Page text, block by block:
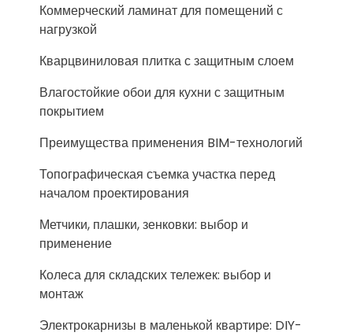
Коммерческий ламинат для помещений с
нагрузкой
Кварцвиниловая плитка с защитным слоем
Влагостойкие обои для кухни с защитным
покрытием
Преимущества применения BIM-технологий
Топографическая съемка участка перед
началом проектирования
Метчики, плашки, зенковки: выбор и
применение
Колеса для складских тележек: выбор и
монтаж
Электрокарнизы в маленькой квартире: DIY-